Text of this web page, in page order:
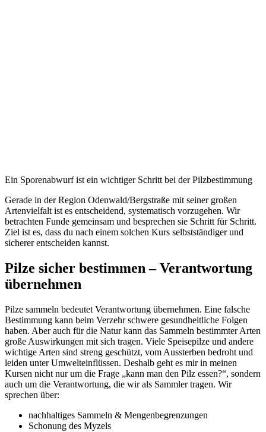
Ein Sporenabwurf ist ein wichtiger Schritt bei der Pilzbestimmung
Gerade in der Region Odenwald/Bergstraße mit seiner großen
Artenvielfalt ist es entscheidend, systematisch vorzugehen. Wir
betrachten Funde gemeinsam und besprechen sie Schritt für Schritt.
Ziel ist es, dass du nach einem solchen Kurs selbstständiger und
sicherer entscheiden kannst.
Pilze sicher bestimmen – Verantwortung
übernehmen
Pilze sammeln bedeutet Verantwortung übernehmen. Eine falsche
Bestimmung kann beim Verzehr schwere gesundheitliche Folgen
haben. Aber auch für die Natur kann das Sammeln bestimmter Arten
große Auswirkungen mit sich tragen. Viele Speisepilze und andere
wichtige Arten sind streng geschützt, vom Aussterben bedroht und
leiden unter Umwelteinflüssen. Deshalb geht es mir in meinen
Kursen nicht nur um die Frage „kann man den Pilz essen?“, sondern
auch um die Verantwortung, die wir als Sammler tragen. Wir
sprechen über:
nachhaltiges Sammeln & Mengenbegrenzungen
Schonung des Myzels